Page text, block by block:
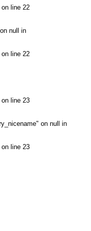
on line 22
null in
on line 22
on line 23
on null in
on line 23